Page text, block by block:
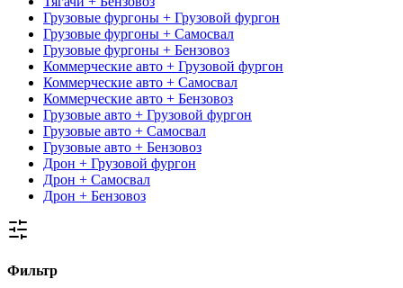
Грузовые фургоны + Грузовой фургон
Грузовые фургоны + Самосвал
Грузовые фургоны + Бензовоз
Коммерческие авто + Грузовой фургон
Коммерческие авто + Самосвал
Коммерческие авто + Бензовоз
Грузовые авто + Грузовой фургон
Грузовые авто + Самосвал
Грузовые авто + Бензовоз
Дрон + Грузовой фургон
Дрон + Самосвал
Дрон + Бензовоз
Фильтр